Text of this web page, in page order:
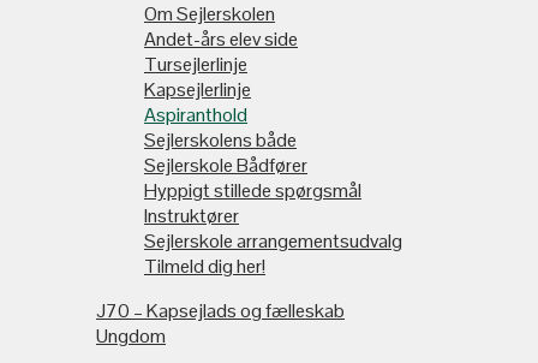
Om Sejlerskolen
Andet-års elev side
Tursejlerlinje
Kapsejlerlinje
Aspiranthold
Sejlerskolens både
Sejlerskole Bådfører
Hyppigt stillede spørgsmål
Instruktører
Sejlerskole arrangementsudvalg
Tilmeld dig her!
J70 – Kapsejlads og fælleskab
Ungdom